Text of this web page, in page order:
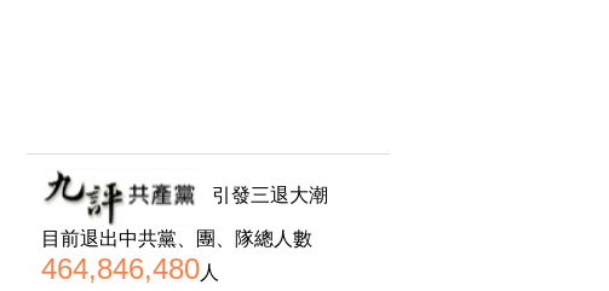
引發三退大潮
目前退出中共黨、團、隊總人數
464,846,480人